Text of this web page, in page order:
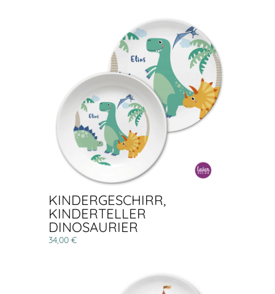
KINDERGESCHIRR,
KINDERTELLER
DINOSAURIER
34,00 €